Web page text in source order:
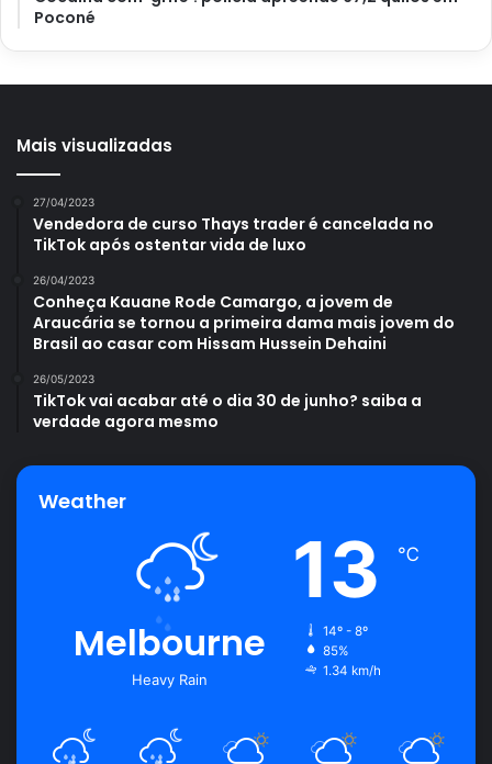
Poconé
Mais visualizadas
27/04/2023
Vendedora de curso Thays trader é cancelada no
TikTok após ostentar vida de luxo
26/04/2023
Conheça Kauane Rode Camargo, a jovem de
Araucária se tornou a primeira dama mais jovem do
Brasil ao casar com Hissam Hussein Dehaini
26/05/2023
TikTok vai acabar até o dia 30 de junho? saiba a
verdade agora mesmo
Weather
Melbourne
Heavy Rain
13 ℃
14º - 8º
85%
1.34 km/h